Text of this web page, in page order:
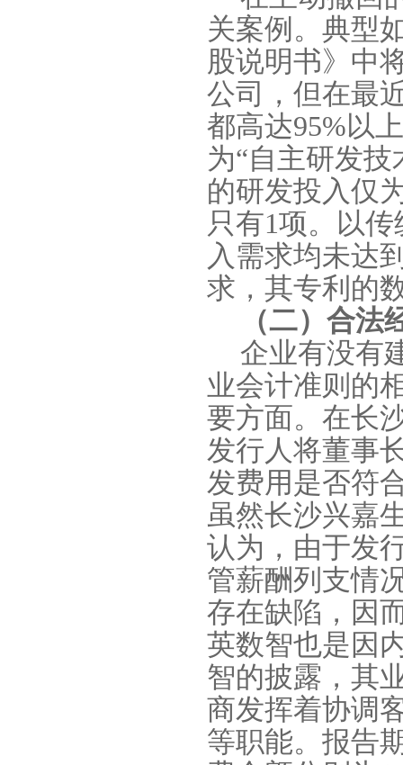
关案例。典型
股说明书》中
公司，但在最
都高达95%以
为“自主研发
的研发投入仅
只有1项。以传
入需求均未达
求，其专利的
（二）合
企业有没有
业会计准则的
要方面。在长
发行人将董事
发费用是否符
虽然长沙兴嘉
认为，由于发
管薪酬列支情
存在缺陷，因
英数智也是因
智的披露，其
商发挥着协调
等职能。报告